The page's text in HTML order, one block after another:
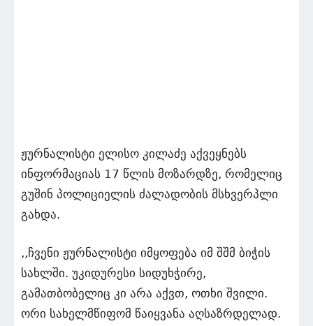
ჟურნალისტი ელისო კილაძე აქვეყნებს
ინფორმაციას 17 წლის მოზარდზე, რომელიც
გუშინ პოლიციელის ძალადობის მსხვერპლი
გახდა.
,,ჩვენი ჟურნალისტი იმყოფება იმ შშმ ბიჭის
სახლში. უკიდურესი სიდუხჭირე,
გამათბობელიც კი არა აქვთ, ოთხი შვილი.
ორი სახელმწიფომ წაიყვანა აღსაზრდელად.